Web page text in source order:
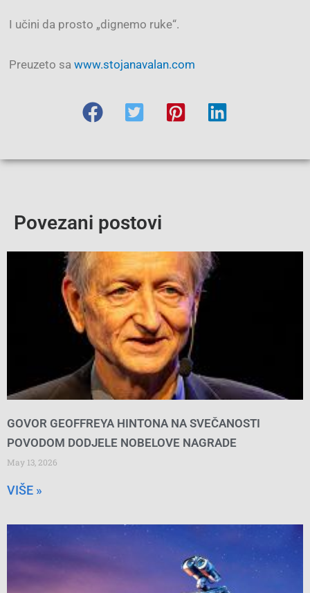
I učini da prosto „dignemo ruke“.
Preuzeto sa www.stojanavalan.com
Povezani postovi
GOVOR GEOFFREYA HINTONA NA SVEČANOSTI
POVODOM DODJELE NOBELOVE NAGRADE
May 13, 2026
VIŠE »